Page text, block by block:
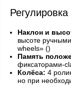
Наклон и
высоте
wheels» ()
Память
Колёса: 4
но при